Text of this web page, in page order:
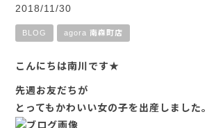
2018/11/30
BLOG agora 南森町店
こんにちは南川です★
先週お友だちが
とってもかわいい女の子を出産しました。